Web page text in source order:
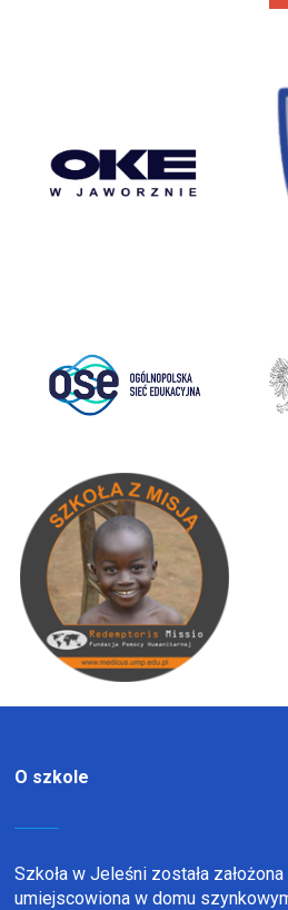
O szkole
Szkoła w Jeleśni została
umiejscowiona w domu